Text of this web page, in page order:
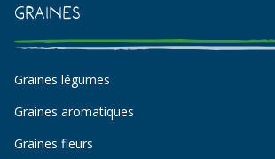
Graines
Graines légumes
Graines aromatiques
Graines fleurs